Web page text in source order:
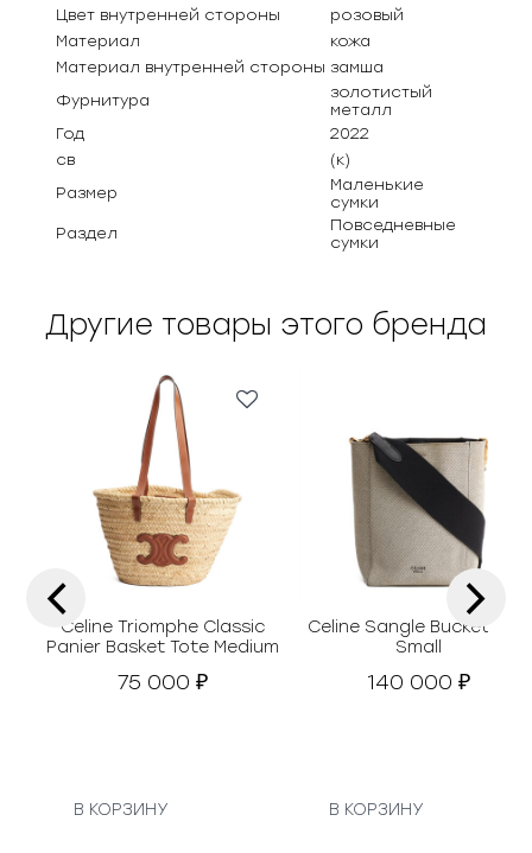
Цвет внутренней стороны
розовый
Материал
кожа
Материал внутренней стороны замша
Фурнитура
золотистый
металл
Год
2022
св
(к)
Размер
Маленькие
сумки
Раздел
Повседневные
сумки
Другие товары этого бренда
Celine Triomphe Classic
Panier Basket Tote Medium
75 000₽
В КОРЗИНУ
Celine Sangle Bucket Bag
Small
140 000 ₽
В КОРЗИНУ
‹ ›